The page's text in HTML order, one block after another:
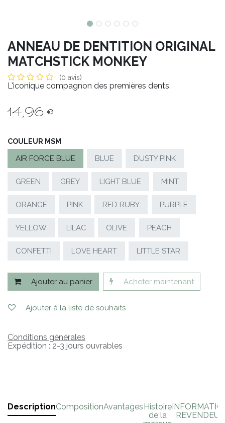
ANNEAU DE DENTITION ORIGINAL
MATCHSTICK MONKEY
(0 avis)
L'iconique compagnon des premières dents.
14,96€
COULEUR MSM
AIR FORCE BLUE BLUE DUSTY PINK
GREEN GREY LIGHT BLUE MINT
ORANGE PINK RED RUBY PURPLE
YELLOW LILAC OLIVE PEACH
CONFETTI LOVE HEART LITTLE STAR
Ajouter au panier Acheter maintenant
Ajouter à la liste de souhaits
Conditions générales
Expédition : 2-3 jours ouvrables
DescriptionCompositionAvantages Histoire
de la